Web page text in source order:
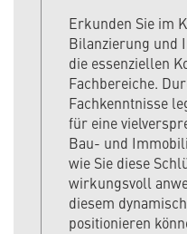
Erkunden Sie im
Bilanzierung und
die essenziellen
Fachbereiche.
Fachkenntnisse
für eine
Bau- und
wie Sie diese
wirkungsvoll
diesem
positionieren